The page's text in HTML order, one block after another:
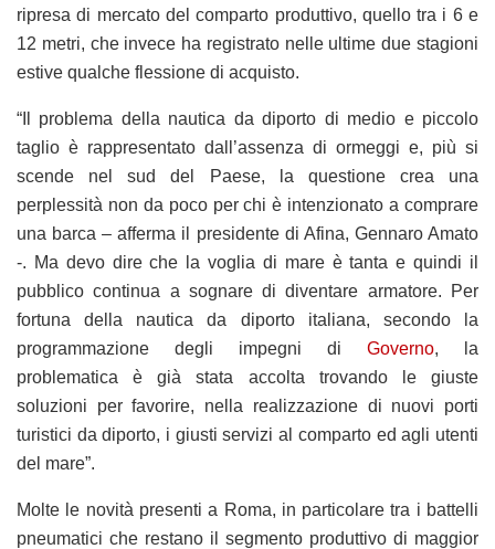
ripresa di mercato del comparto produttivo, quello tra i 6 e
12 metri, che invece ha registrato nelle ultime due stagioni
estive qualche flessione di acquisto.
“Il problema della nautica da diporto di medio e piccolo
taglio è rappresentato dall’assenza di ormeggi e, più si
scende nel sud del Paese, la questione crea una
perplessità non da poco per chi è intenzionato a comprare
una barca – afferma il presidente di Afina, Gennaro Amato
-. Ma devo dire che la voglia di mare è tanta e quindi il
pubblico continua a sognare di diventare armatore. Per
fortuna della nautica da diporto italiana, secondo la
programmazione degli impegni di Governo, la
problematica è già stata accolta trovando le giuste
soluzioni per favorire, nella realizzazione di nuovi porti
turistici da diporto, i giusti servizi al comparto ed agli utenti
del mare”.
Molte le novità presenti a Roma, in particolare tra i battelli
pneumatici che restano il segmento produttivo di maggior